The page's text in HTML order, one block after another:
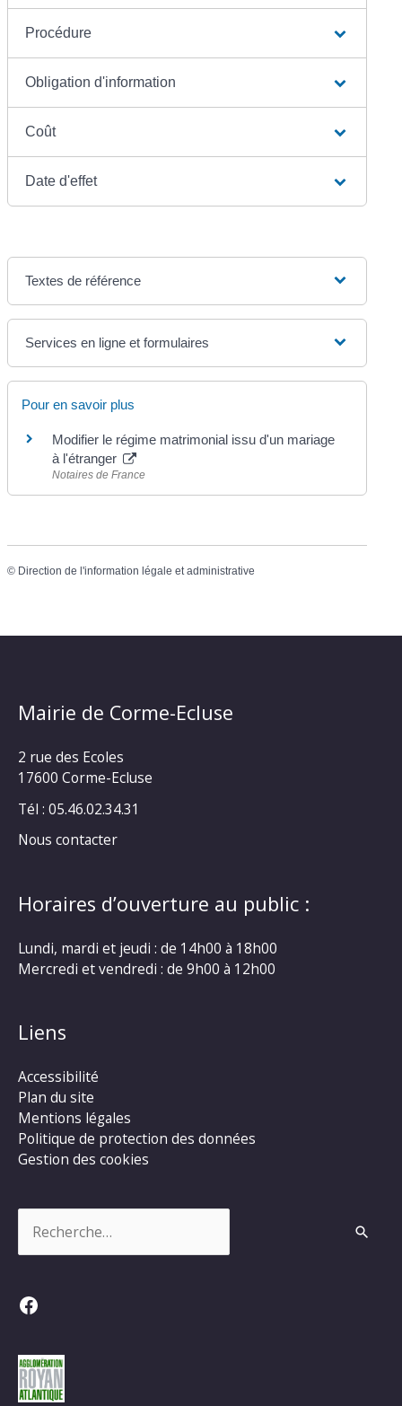
Procédure
Obligation d'information
Coût
Date d'effet
Textes de référence
Services en ligne et formulaires
Pour en savoir plus
Modifier le régime matrimonial issu d'un mariage
à l'étranger
Notaires de France
© Direction de l'information légale et administrative
Mairie de Corme-Ecluse
2 rue des Ecoles
17600 Corme-Ecluse
Tél : 05.46.02.34.31
Nous contacter
Horaires d’ouverture au public :
Lundi, mardi et jeudi : de 14h00 à 18h00
Mercredi et vendredi : de 9h00 à 12h00
Liens
Accessibilité
Plan du site
Mentions légales
Politique de protection des données
Gestion des cookies
Facebook